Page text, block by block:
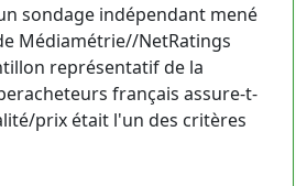
sondage indépendant mené
Médiamétrie//NetRatings
représentatif de la
français assure-t-
prix était l'un des critères